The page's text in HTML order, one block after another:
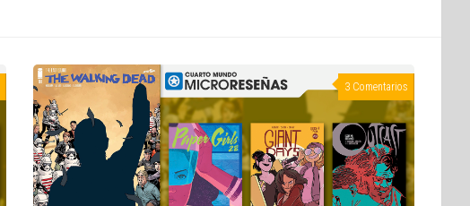
3 Comentarios